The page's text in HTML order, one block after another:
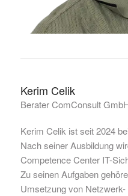
Kerim Celik
Berater ComConsult
Kerim Celik ist seit 2024
Nach seiner Ausbildung
Competence Center IT-
Zu seinen Aufgaben
Umsetzung von